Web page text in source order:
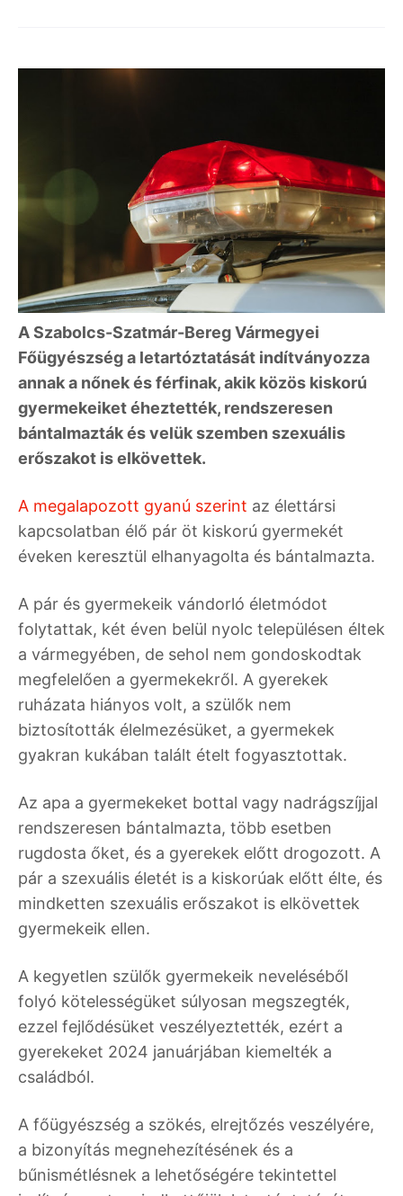
A Szabolcs-Szatmár-Bereg Vármegyei
Főügyészség a letartóztatását indítványozza
annak a nőnek és férfinak, akik közös kiskorú
gyermekeiket éheztették, rendszeresen
bántalmazták és velük szemben szexuális
erőszakot is elkövettek.
A megalapozott gyanú szerint az élettársi
kapcsolatban élő pár öt kiskorú gyermekét
éveken keresztül elhanyagolta és bántalmazta.
A pár és gyermekeik vándorló életmódot
folytattak, két éven belül nyolc településen éltek
a vármegyében, de sehol nem gondoskodtak
megfelelően a gyermekekről. A gyerekek
ruházata hiányos volt, a szülők nem
biztosították élelmezésüket, a gyermekek
gyakran kukában talált ételt fogyasztottak.
Az apa a gyermekeket bottal vagy nadrágszíjjal
rendszeresen bántalmazta, több esetben
rugdosta őket, és a gyerekek előtt drogozott. A
pár a szexuális életét is a kiskorúak előtt élte, és
mindketten szexuális erőszakot is elkövettek
gyermekeik ellen.
A kegyetlen szülők gyermekeik neveléséből
folyó kötelességüket súlyosan megszegték,
ezzel fejlődésüket veszélyeztették, ezért a
gyerekeket 2024 januárjában kiemelték a
családból.
A főügyészség a szökés, elrejtőzés veszélyére,
a bizonyítás megnehezítésének és a
bűnismétlésnek a lehetőségére tekintettel